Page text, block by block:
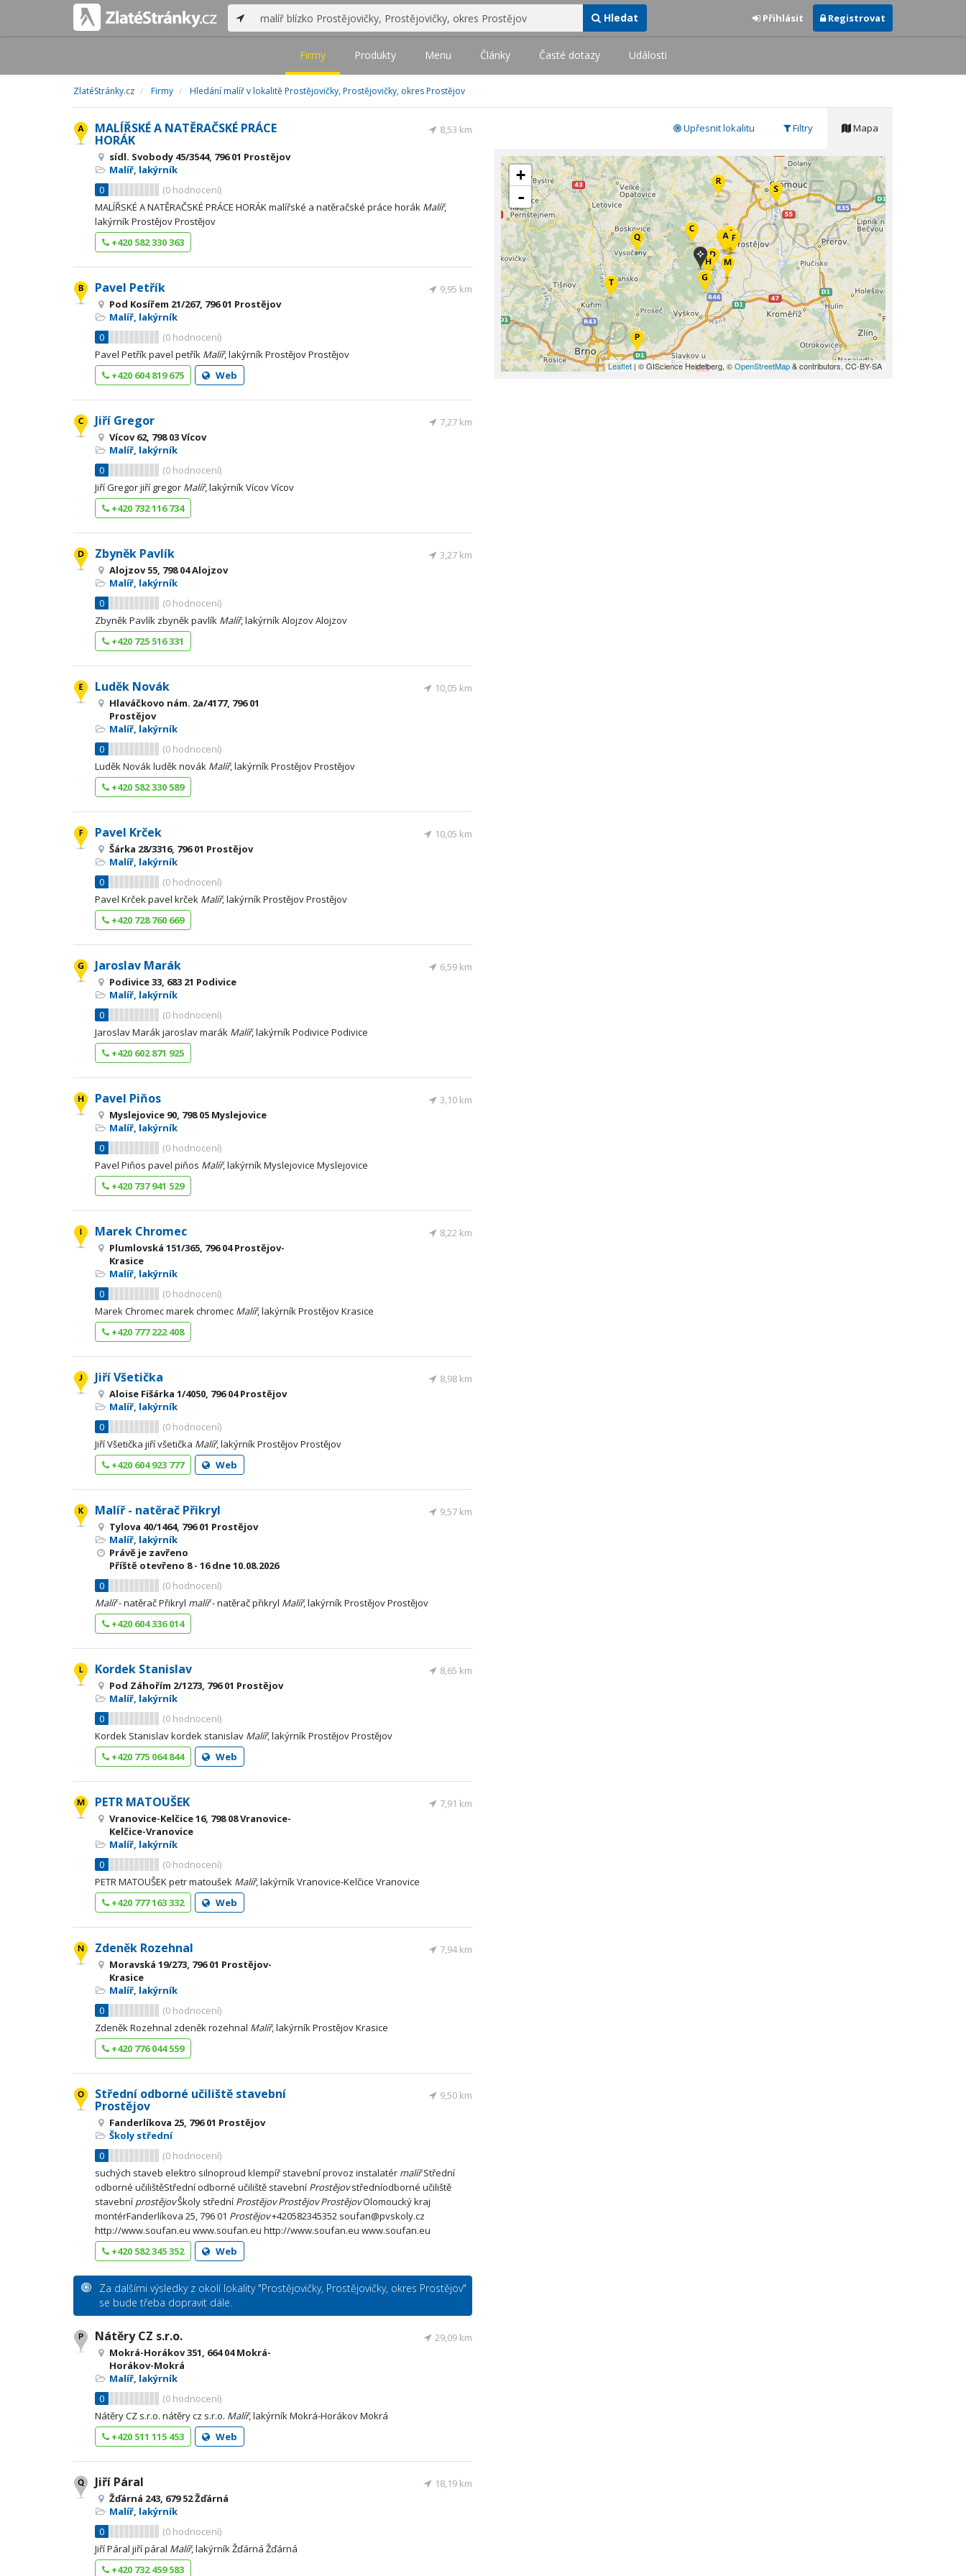
Hledat Přihlásit Registrovat
Firmy Produkty Menu Články Časté dotazy Události
ZlatéStránky.cz Firmy Hledání malíř v lokalitě Prostějovičky, Prostějovičky, okres Prostějov
MALÍŘSKÉ A NATĚRAČSKÉ PRÁCE
HORÁK
sídl. Svobody 45/3544, 796 01 Prostějov
Malíř, lakýrník
0
(0 hodnocení)
8,53 km
MALÍŘSKÉ A NATĚRAČSKÉ PRÁCE HORÁK malířské a natěračské práce horák Malíř,
lakýrník Prostějov Prostějov
+420 582 330 363
Pavel Petřík
Pod Kosířem 21/267, 796 01 Prostějov
Malíř, lakýrník
0
(0 hodnocení)
9,95 km
Pavel Petřík pavel petřík Malíř, lakýrník Prostějov Prostějov
+420 604 819 675
Web
Jiří Gregor
Vícov 62, 798 03 Vícov
Malíř, lakýrník
0
(0 hodnocení)
7,27 km
Jiří Gregor jiří gregor Malíř, lakýrník Vícov Vícov
+420 732 116 734
Zbyněk Pavlík
Alojzov 55, 798 04 Alojzov
Malíř, lakýrník
0
(0 hodnocení)
3,27 km
Zbyněk Pavlík zbyněk pavlík Malíř, lakýrník Alojzov Alojzov
+420 725 516 331
Luděk Novák
Hlaváčkovo nám. 2a/4177, 796 01
Prostějov
Malíř, lakýrník
0
(0 hodnocení)
10,05 km
Luděk Novák luděk novák Malíř, lakýrník Prostějov Prostějov
+420 582 330 589
Pavel Krček
Šárka 28/3316, 796 01 Prostějov
Malíř, lakýrník
0
(0 hodnocení)
10,05 km
Pavel Krček pavel krček Malíř, lakýrník Prostějov Prostějov
+420 728 760 669
Jaroslav Marák
Podivice 33, 683 21 Podivice
Malíř, lakýrník
0
(0 hodnocení)
6,59 km
Jaroslav Marák jaroslav marák Malíř, lakýrník Podivice Podivice
+420 602 871 925
Pavel Piňos
Myslejovice 90, 798 05 Myslejovice
Malíř, lakýrník
0
(0 hodnocení)
3,10 km
Pavel Piňos pavel piňos Malíř, lakýrník Myslejovice Myslejovice
+420 737 941 529
Marek Chromec
Plumlovská 151/365, 796 04 Prostějov-
Krasice
Malíř, lakýrník
0
(0 hodnocení)
8,22 km
Marek Chromec marek chromec Malíř, lakýrník Prostějov Krasice
+420 777 222 408
Jiří Všetička
Aloise Fišárka 1/4050, 796 04 Prostějov
Malíř, lakýrník
0
(0 hodnocení)
8,98 km
Jiří Všetička jiří všetička Malíř, lakýrník Prostějov Prostějov
+420 604 923 777
Web
Malíř - natěrač Přikryl
Tylova 40/1464, 796 01 Prostějov
Malíř, lakýrník
Právě je zavřeno
Příště otevřeno 8 - 16dne 10.08.2026
0
(0 hodnocení)
9,57 km
Malíř- natěrač Přikryl malíř- natěrač přikryl Malíř, lakýrník Prostějov Prostějov
+420 604 336 014
Kordek Stanislav
Pod Záhořím 2/1273, 796 01 Prostějov
Malíř, lakýrník
0
(0 hodnocení)
8,65 km
Kordek Stanislav kordek stanislav Malíř, lakýrník Prostějov Prostějov
+420 775 064 844
Web
PETR MATOUŠEK
Vranovice-Kelčice 16, 798 08 Vranovice-
Kelčice-Vranovice
Malíř, lakýrník
0
(0 hodnocení)
7,91 km
PETR MATOUŠEK petr matoušek Malíř, lakýrník Vranovice-Kelčice Vranovice
+420 777 163 332
Web
Zdeněk Rozehnal
Moravská 19/273, 796 01 Prostějov-
Krasice
Malíř, lakýrník
0
(0 hodnocení)
7,94 km
Zdeněk Rozehnal zdeněk rozehnal Malíř, lakýrník Prostějov Krasice
+420 776 044 559
Střední odborné učiliště stavební
Prostějov
Fanderlíkova 25, 796 01 Prostějov
Školy střední
0
(0 hodnocení)
9,50 km
suchých staveb elektro silnoproud klempíř stavební provoz instalatér malířStřední
odborné učilištěStřední odborné učiliště stavební Prostějovstředníodborné učiliště
stavební prostějovŠkoly střední Prostějov Prostějov ProstějovOlomoucký kraj
montérFanderlíkova 25, 796 01 Prostějov+420582345352 soufan@pvskoly.cz
http://www.soufan.eu www.soufan.eu http://www.soufan.eu www.soufan.eu
+420 582 345 352
Web
Za dalšími výsledky z okolí lokality "Prostějovičky, Prostějovičky, okres Prostějov"
se bude třeba dopravit dále.
Nátěry CZ s.r.o.
Mokrá-Horákov 351, 664 04 Mokrá-
Horákov-Mokrá
Malíř, lakýrník
0
(0 hodnocení)
29,09 km
Nátěry CZ s.r.o. nátěry cz s.r.o. Malíř, lakýrník Mokrá-Horákov Mokrá
+420 511 115 453
Web
Jiří Páral
Žďárná 243, 679 52 Žďárná
Malíř, lakýrník
0
(0 hodnocení)
18,19 km
Jiří Páral jiří páral Malíř, lakýrník Žďárná Žďárná
+420 732 459 583
Mapa
Filtry
Upřesnit lokalitu
+
-
Leaflet | © GIScience Heidelberg, ©OpenStreetMap& contributors, CC-BY-SA